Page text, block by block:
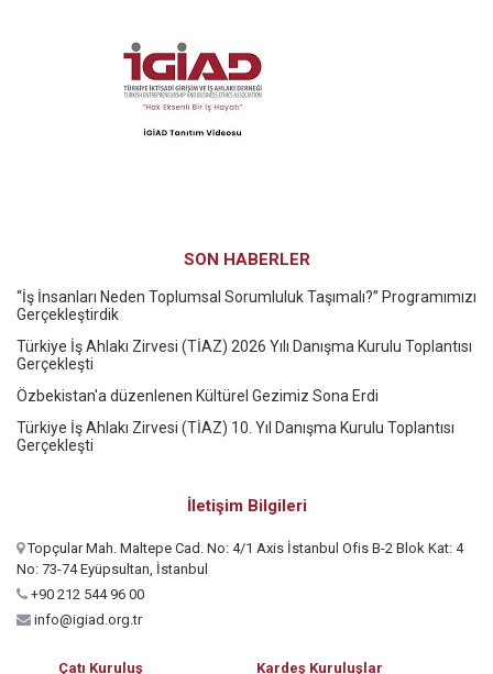
SON HABERLER
“İş İnsanları Neden Toplumsal Sorumluluk Taşımalı?” Programımızı
Gerçekleştirdik
Türkiye İş Ahlakı Zirvesi (TİAZ) 2026 Yılı Danışma Kurulu Toplantısı
Gerçekleşti
Özbekistan'a düzenlenen Kültürel Gezimiz Sona Erdi
Türkiye İş Ahlakı Zirvesi (TİAZ) 10. Yıl Danışma Kurulu Toplantısı
Gerçekleşti
İletişim Bilgileri
Topçular Mah. Maltepe Cad. No: 4/1 Axis İstanbul Ofis B-2 Blok Kat: 4
No: 73-74 Eyüpsultan, İstanbul
+90 212 544 96 00
info@igiad.org.tr
Çatı Kuruluş Kardeş Kuruluşlar